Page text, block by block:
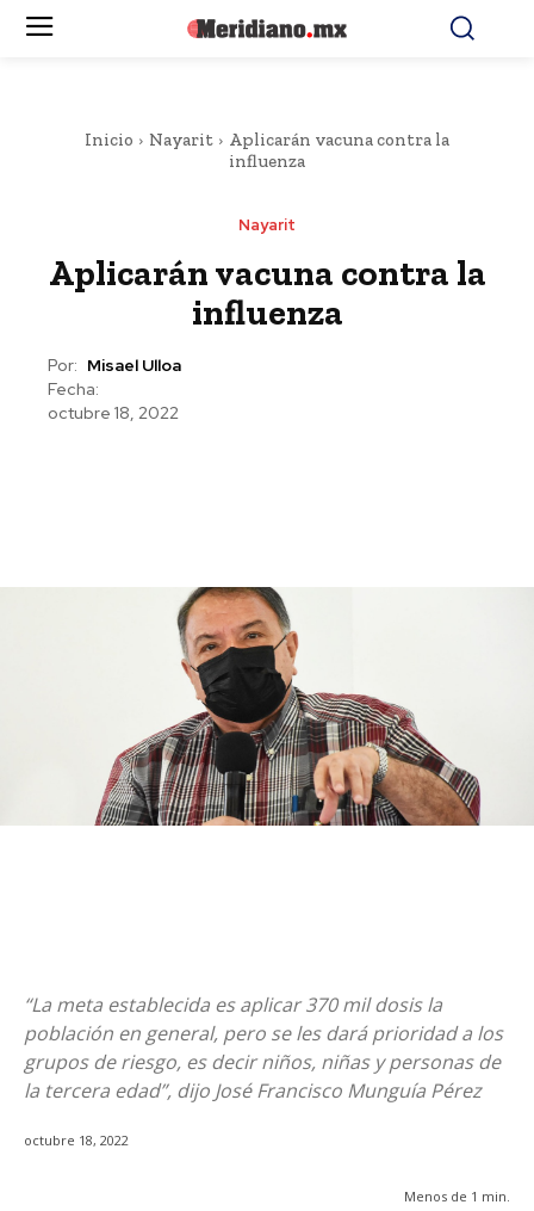
Inicio Nayarit
Aplicarán vacuna contra la
influenza
Nayarit
Aplicarán vacuna contra la
influenza
Por: Misael Ulloa
Fecha:
octubre 18, 2022
“La meta establecida es aplicar 370 mil dosis la
población en general, pero se les dará prioridad a los
grupos de riesgo, es decir niños, niñas y personas de
la tercera edad”, dijo José Francisco Munguía Pérez
octubre 18, 2022
Menos de 1 min.